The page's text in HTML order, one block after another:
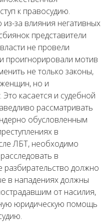
к правосудию.
за влияния негативных
представители
не провели
проигнорировали мотив
не только законы,
но и
касается и судебной
рассматривать
обусловленным
в
ЛБТ, необходимо
в
разбирательство должно
в нападениях должны
от насилия,
юридическую помощь